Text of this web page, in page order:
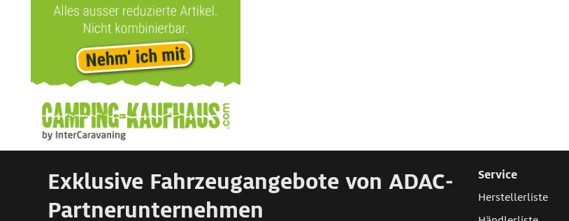
Exklusive Fahrzeugangebote von ADAC-
Partnerunternehmen
Service
Herstellerliste